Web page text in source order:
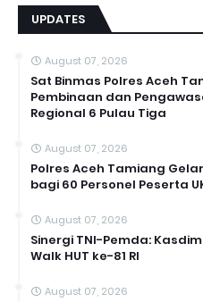
UPDATES
August 07, 2026
Sat Binmas Polres Aceh
Pembinaan dan
Regional 6 Pulau Tiga
August 07, 2026
Polres Aceh Tamiang
bagi 60 Personel Peserta
August 07, 2026
Sinergi TNI-Pemda:
Walk HUT ke-81 RI
August 07, 2026